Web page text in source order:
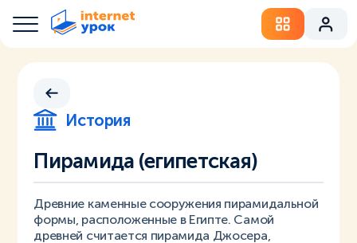
История
Пирамида (египетская)
Древние каменные сооружения пирамидальной
формы, расположенные в Египте. Самой
древней считается пирамида Джосера,